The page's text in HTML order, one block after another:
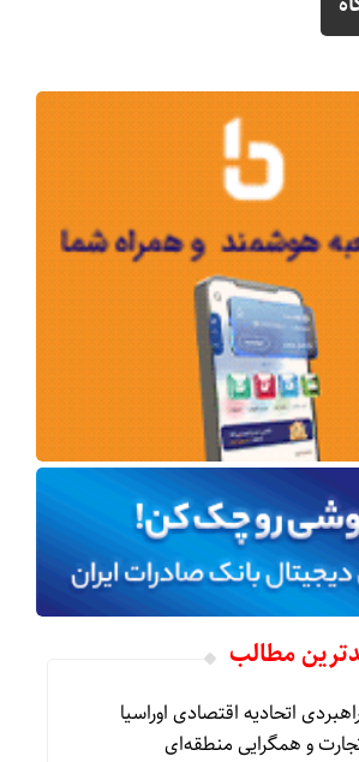
مطالب
اتحادیه اقتصادی اوراسیا
و همگرایی منطقه‌ای